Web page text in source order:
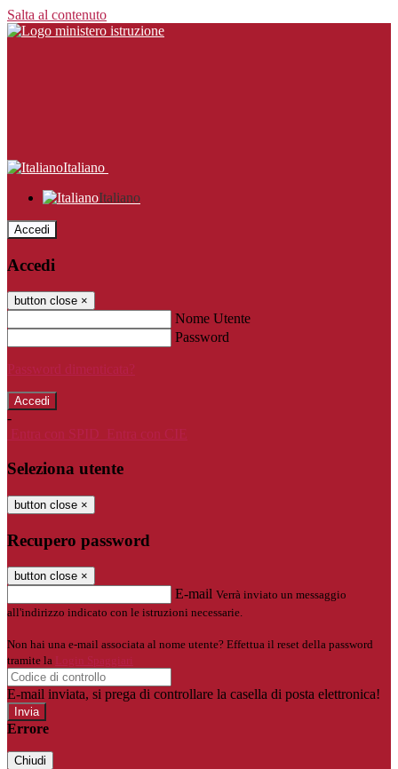
Salta al contenuto
Italiano
Italiano
Accedi
Accedi
button close ×
Nome Utente
Password
Password dimenticata?
-
Entra con SPID
Entra con CIE
Seleziona utente
button close ×
Recupero password
button close ×
E-mail Verrà inviato un messaggio
all'indirizzo indicato con le istruzioni necessarie.
Non hai una e-mail associata al nome utente? Effettua il reset della password
tramite la
Login Spaggiari
E-mail inviata, si prega di controllare la casella di posta elettronica!
Errore
Chiudi